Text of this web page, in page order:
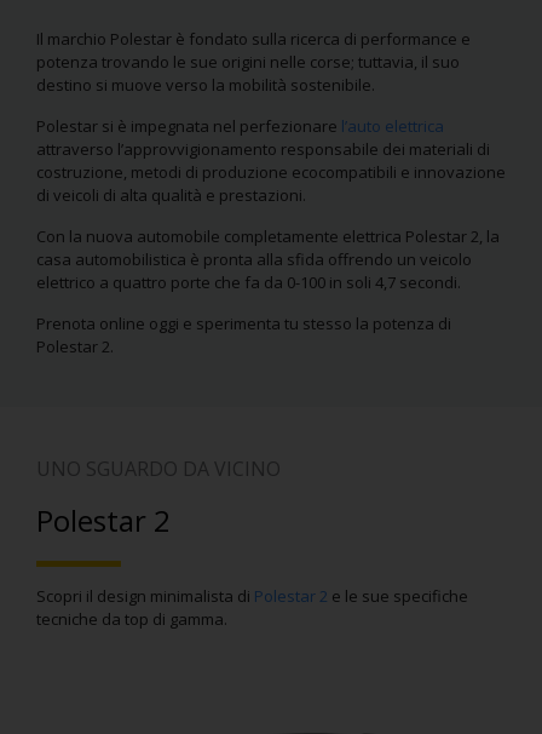
Il marchio Polestar è fondato sulla ricerca di performance e
potenza trovando le sue origini nelle corse; tuttavia, il suo
destino si muove verso la mobilità sostenibile.
Polestar si è impegnata nel perfezionare l’auto elettrica
attraverso l’approvvigionamento responsabile dei materiali di
costruzione, metodi di produzione ecocompatibili e innovazione
di veicoli di alta qualità e prestazioni.
Con la nuova automobile completamente elettrica Polestar 2, la
casa automobilistica è pronta alla sfida offrendo un veicolo
elettrico a quattro porte che fa da 0-100 in soli 4,7 secondi.
Prenota online oggi e sperimenta tu stesso la potenza di
Polestar 2.
Polestar 2
UNO SGUARDO DA VICINO
Polestar 2
Scopri il design minimalista di Polestar 2 e le sue specifiche
tecniche da top di gamma.
Polestar 2
Polestar 2
Polestar 2
Polestar 2
Polestar 2
Polestar 2